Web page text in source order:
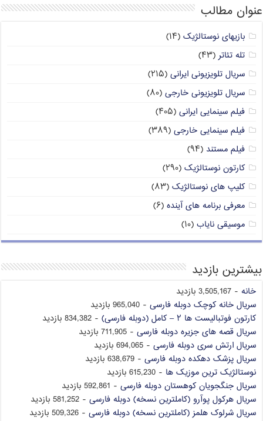
عنوان مطالب
بازیهای نوستالژیک (۱۴)
تله تئاتر (۴۳)
سریال تلویزیونی ایرانی (۲۱۵)
سریال تلویزیونی خارجی (۸۰)
فیلم سینمایی ایرانی (۴۰۵)
فیلم سینمایی خارجی (۳۸۹)
فیلم مستند (۹۴)
کارتون نوستالژیک (۲۹۰)
کلیپ های نوستالژیک (۸۳)
معرفی برنامه های آینده (۶)
موسیقی نایاب (۱۰)
بیشترین بازدید
خانه - 3,505,167 بازدید
سریال خانه کوچک دوبله فارسی - 965,040 بازدید
کارتون فوتبالیست ها ۲ – کامل (دوبله فارسی)
- 834,382 بازدید
سریال قصه های جزیره دوبله فارسی - 711,905 بازدید
سریال ارتش سری دوبله فارسی - 694,065 بازدید
سریال پزشک دهکده دوبله فارسی - 638,679 بازدید
نوستالژیک ترین موزیک ها - 615,230 بازدید
سریال جنگجویان کوهستان دوبله فارسی - 592,861 بازدید
سریال هرکول پوآرو (کاملترین نسخه) دوبله فارسی - 581,252 بازدید
سریال شرلوک هلمز (کاملترین نسخه) دوبله فارسی - 509,326 بازدید